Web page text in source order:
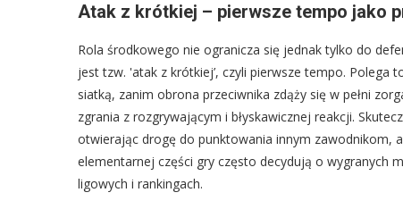
Atak z krótkiej – pierwsze tempo jako
Rola środkowego nie ogranicza się jednak tylko do
jest tzw. 'atak z krótkiej’, czyli pierwsze tempo. Polega
siatką, zanim obrona przeciwnika zdąży się w pełni
zgrania z rozgrywającym i błyskawicznej reakcji.
otwierając drogę do punktowania innym zawodnikom,
elementarnej części gry często decydują o wygranych
ligowych i rankingach.